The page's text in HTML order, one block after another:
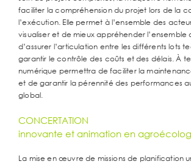
faciliter la compréhension du projet lors de la
l’exécution. Elle permet à l’ensemble des
visualiser et de mieux appréhender l’ensemble
d’assurer l’articulation entre les différents lots
garantir le contrôle des coûts et des délais. À
numérique permettra de faciliter la
et de garantir la pérennité des performances
global.
CONCERTATION
innovante et animation en
La mise en œuvre de missions de planification